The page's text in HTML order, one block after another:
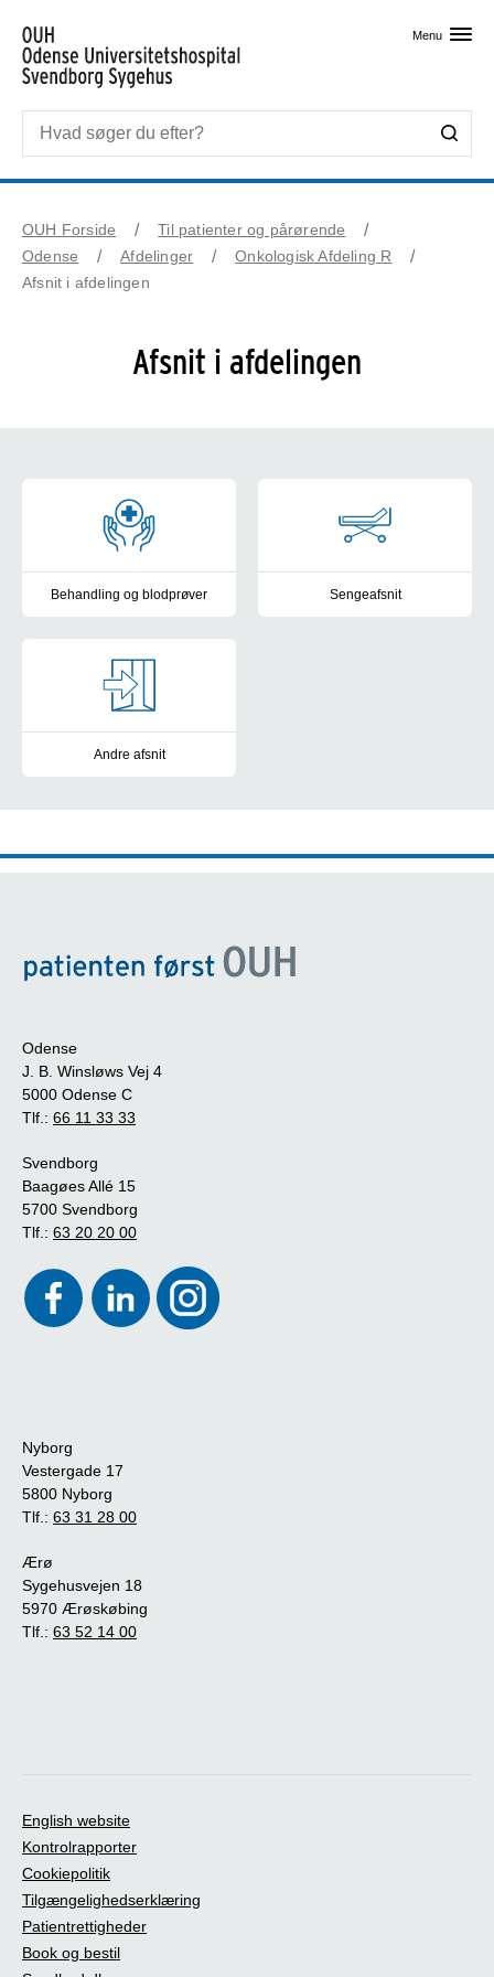
Menu
OUH Forside
Til patienter og pårørende
Odense
Afdelinger
Onkologisk Afdeling R
Afsnit i afdelingen
Afsnit i afdelingen
Behandling og blodprøver Sengeafsnit
Andre afsnit
Odense
J. B. Winsløws Vej 4
5000 Odense C
Tlf.: 66 11 33 33
Svendborg
Baagøes Allé 15
5700 Svendborg
Tlf.: 63 20 20 00
Nyborg
Vestergade 17
5800 Nyborg
Tlf.: 63 31 28 00
Ærø
Sygehusvejen 18
5970 Ærøskøbing
Tlf.: 63 52 14 00
English website
Kontrolrapporter
Cookiepolitik
Tilgængelighedserklæring
Patientrettigheder
Book og bestil